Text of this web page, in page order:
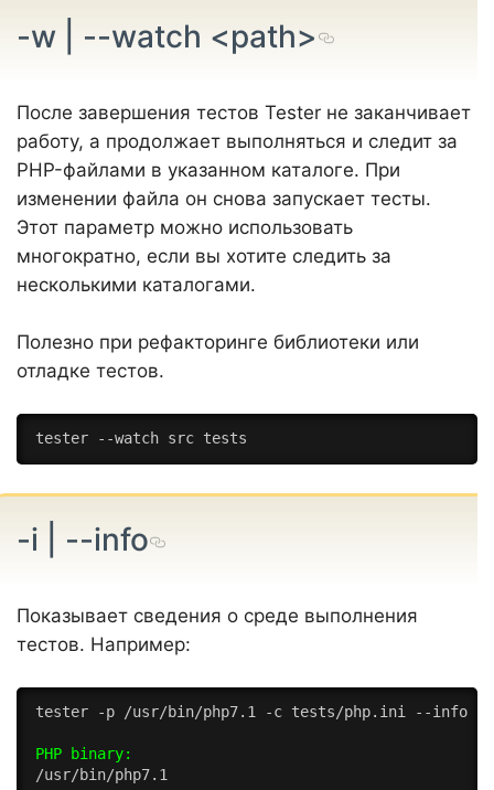
-w | --watch <path>
После завершения тестов Tester не заканчивает
работу, а продолжает выполняться и следит за
PHP-файлами в указанном каталоге. При
изменении файла он снова запускает тесты.
Этот параметр можно использовать
многократно, если вы хотите следить за
несколькими каталогами.
Полезно при рефакторинге библиотеки или
отладке тестов.
tester --watch src tests
-i | --info
Показывает сведения о среде выполнения
тестов. Например:
tester -p /usr/bin/php7.1 -c tests/php.ini --info
PHP binary:
/usr/bin/php7.1